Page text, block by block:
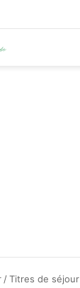
/Titres de séjour